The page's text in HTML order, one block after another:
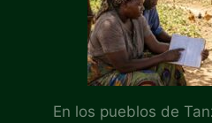
En los pueblos de